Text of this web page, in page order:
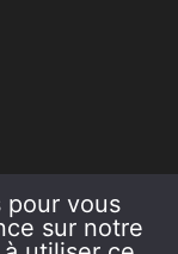
pour vous
sur notre